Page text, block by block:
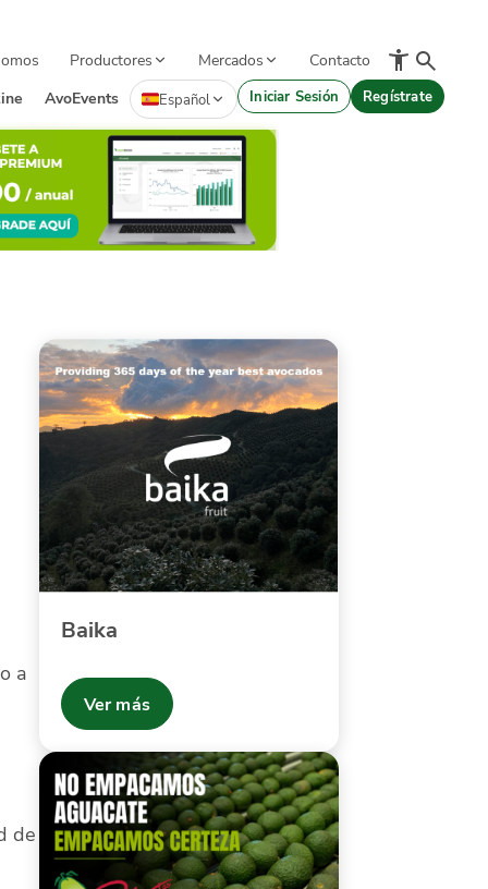
Productores Mercados
Contacto
AvoEvents Español Iniciar Sesión Regístrate
a
de
Baika
Ver más